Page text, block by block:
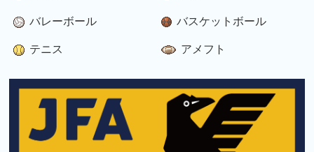
バレーボール バスケットボール
テニス アメフト